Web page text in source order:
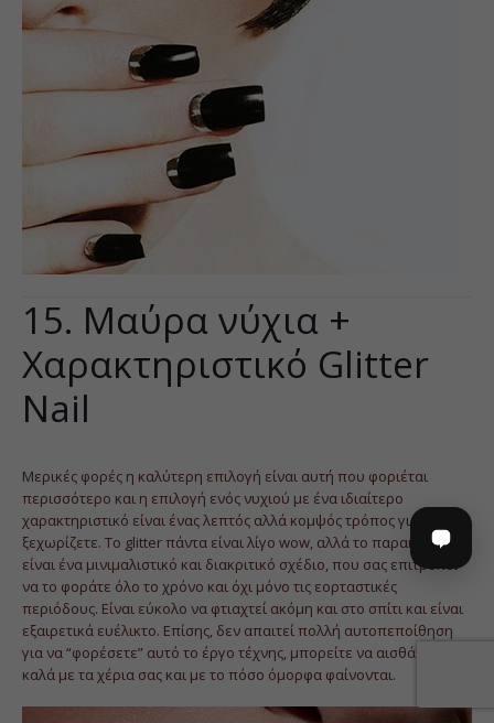
15. Μαύρα νύχια +
Χαρακτηριστικό Glitter
Nail
Μερικές φορές η καλύτερη επιλογή είναι αυτή που φοριέται
περισσότερο και η επιλογή ενός νυχιού με ένα ιδιαίτερο
χαρακτηριστικό είναι ένας λεπτός αλλά κομψός τρόπος για να
ξεχωρίζετε. Το glitter πάντα είναι λίγο wow, αλλά το παρακάτω
είναι ένα μινιμαλιστικό και διακριτικό σχέδιο, που σας επιτρέπει
να το φοράτε όλο το χρόνο και όχι μόνο τις εορταστικές
περιόδους. Είναι εύκολο να φτιαχτεί ακόμη και στο σπίτι και είναι
εξαιρετικά ευέλικτο. Επίσης, δεν απαιτεί πολλή αυτοπεποίθηση
για να “φορέσετε” αυτό το έργο τέχνης, μπορείτε να αισθάνεστε
καλά με τα χέρια σας και με το πόσο όμορφα φαίνονται.